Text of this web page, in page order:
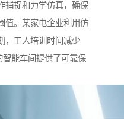
捕捉和力学仿真，确保
值。某家电企业利用仿
，工人培训时间减少
智能车间提供了可靠保